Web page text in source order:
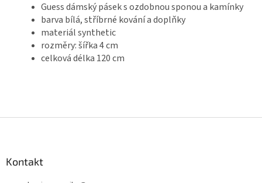
Guess dámský pásek s ozdobnou sponou a kamínky
barva bílá, stříbrné kování a doplňky
materiál synthetic
rozměry: šířka 4 cm
celková délka 120 cm
Kontakt